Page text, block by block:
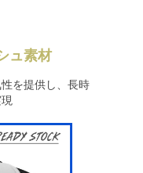
ュ素材
を提供し、長時